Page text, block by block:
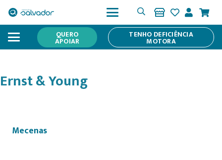
QUERO
APOIAR
TENHO DEFICIÊNCIA
MOTORA
Ernst & Young
Mecenas